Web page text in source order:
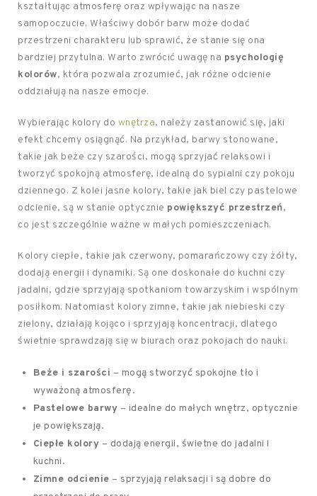
kształtując atmosferę oraz wpływając na nasze
samopoczucie. Właściwy dobór barw może dodać
przestrzeni charakteru lub sprawić, że stanie się ona
bardziej przytulna. Warto zwrócić uwagę na psychologię
kolorów, która pozwala zrozumieć, jak różne odcienie
oddziałują na nasze emocje.
Wybierając kolory do wnętrza, należy zastanowić się, jaki
efekt chcemy osiągnąć. Na przykład, barwy stonowane,
takie jak beże czy szarości, mogą sprzyjać relaksowi i
tworzyć spokojną atmosferę, idealną do sypialni czy pokoju
dziennego. Z kolei jasne kolory, takie jak biel czy pastelowe
odcienie, są w stanie optycznie powiększyć przestrzeń,
co jest szczególnie ważne w małych pomieszczeniach.
Kolory ciepłe, takie jak czerwony, pomarańczowy czy żółty,
dodają energii i dynamiki. Są one doskonałe do kuchni czy
jadalni, gdzie sprzyjają spotkaniom towarzyskim i wspólnym
posiłkom. Natomiast kolory zimne, takie jak niebieski czy
zielony, działają kojąco i sprzyjają koncentracji, dlatego
świetnie sprawdzają się w biurach oraz pokojach do nauki.
Beże i szarości – mogą stworzyć spokojne tło i
wyważoną atmosferę.
Pastelowe barwy – idealne do małych wnętrz, optycznie
je powiększają.
Ciepłe kolory – dodają energii, świetne do jadalni i
kuchni.
Zimne odcienie – sprzyjają relaksacji i są dobre do